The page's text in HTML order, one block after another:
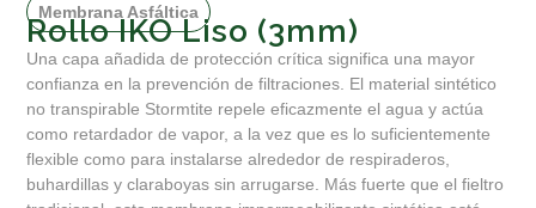
Membrana Asfáltica
Rollo IKO Liso (3mm)
Una capa añadida de protección crítica significa una mayor
confianza en la prevención de filtraciones. El material sintético
no transpirable Stormtite repele eficazmente el agua y actúa
como retardador de vapor, a la vez que es lo suficientemente
flexible como para instalarse alrededor de respiraderos,
buhardillas y claraboyas sin arrugarse. Más fuerte que el fieltro